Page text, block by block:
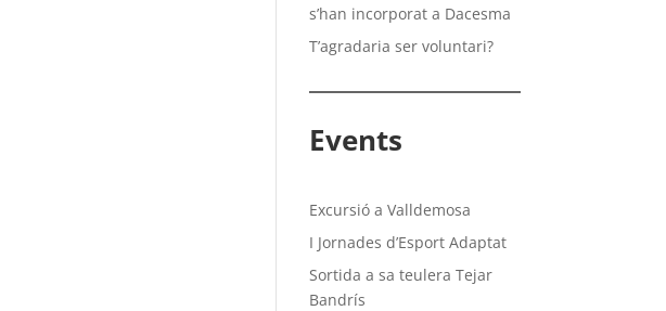
s’han incorporat a Dacesma
T’agradaria ser voluntari?
Events
Excursió a Valldemosa
I Jornades d’Esport Adaptat
Sortida a sa teulera Tejar
Bandrís